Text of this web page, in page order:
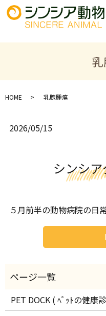
HOME 乳腺腫瘍
2026/05/15
シンシ
５月前半の動物病院の日
PET DOCK ( ﾍﾟｯﾄの健康